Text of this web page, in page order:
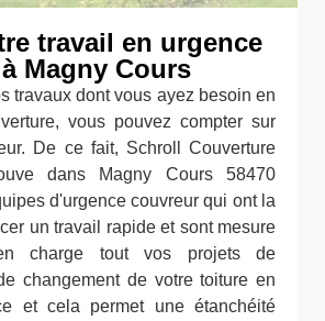
travail en urgence
Magny Cours
travaux dont vous ayez besoin en
vous pouvez compter sur
De ce fait, Schroll Couverture
dans Magny Cours 58470
d'urgence couvreur qui ont la
un travail rapide et sont mesure
charge tout vos projets de
changement de votre toiture en
et cela permet une étanchéité